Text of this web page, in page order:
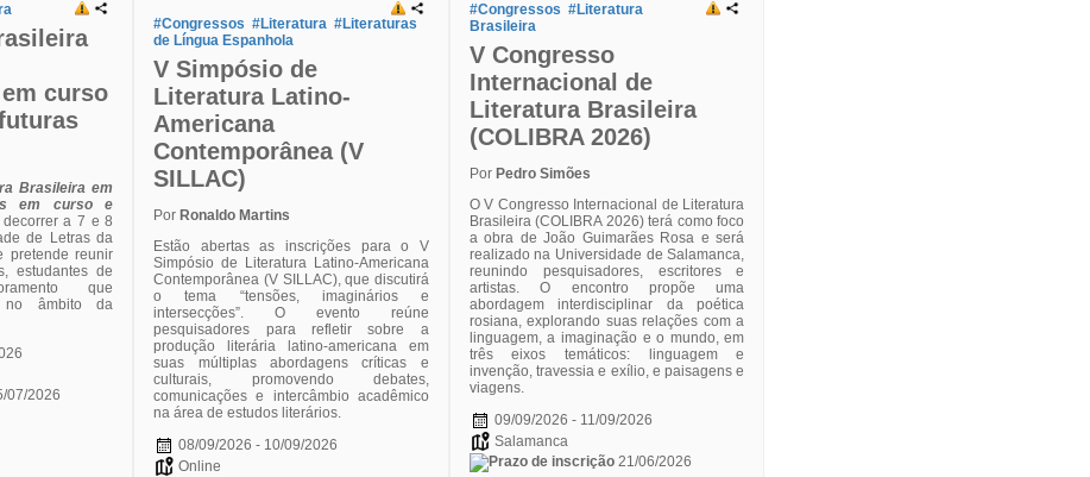
curso
Brasileira em
em curso e
a 7 e 8
de Letras da
pretende reunir
estudantes de
que
no âmbito da
07/2026
#Congressos #Literatura #Literaturas
de Língua Espanhola
V Simpósio de
Literatura Latino-
Americana
Contemporânea (V
SILLAC)
Por Ronaldo Martins
Estão abertas as inscrições para o V
Simpósio de Literatura Latino-Americana
Contemporânea (V SILLAC), que discutirá
o tema “tensões, imaginários e
intersecções”. O evento reúne
pesquisadores para refletir sobre a
produção literária latino-americana em
suas múltiplas abordagens críticas e
culturais, promovendo debates,
comunicações e intercâmbio acadêmico
na área de estudos literários.
08/09/2026 - 10/09/2026
Online
#Congressos #Literatura
Brasileira
V Congresso
Internacional de
Literatura Brasileira
(COLIBRA 2026)
Por Pedro Simões
O V Congresso Internacional de Literatura
Brasileira (COLIBRA 2026) terá como foco
a obra de João Guimarães Rosa e será
realizado na Universidade de Salamanca,
reunindo pesquisadores, escritores e
artistas. O encontro propõe uma
abordagem interdisciplinar da poética
rosiana, explorando suas relações com a
linguagem, a imaginação e o mundo, em
três eixos temáticos: linguagem e
invenção, travessia e exílio, e paisagens e
viagens.
09/09/2026 - 11/09/2026
Salamanca
21/06/2026